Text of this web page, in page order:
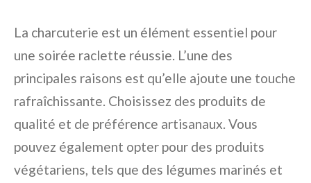
La charcuterie est un élément essentiel pour
une soirée raclette réussie. L’une des
principales raisons est qu’elle ajoute une touche
rafraîchissante. Choisissez des produits de
qualité et de préférence artisanaux. Vous
pouvez également opter pour des produits
végétariens, tels que des légumes marinés et